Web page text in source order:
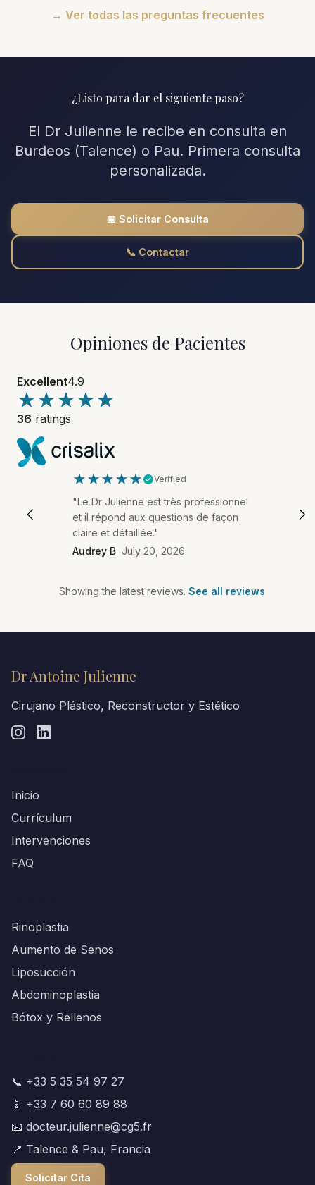
→ Ver todas las preguntas frecuentes
¿Listo para dar el siguiente paso?
El Dr Julienne le recibe en consulta en
Burdeos (Talence) o Pau. Primera consulta
personalizada.
📅 Solicitar Consulta
📞 Contactar
Opiniones de Pacientes
Excellent4.9
36 ratings
Verified
"Le Dr Julienne est très professionnel
et il répond aux questions de façon
claire et détaillée."
Audrey B July 20, 2026
Showing the latest reviews. See all reviews
Dr Antoine Julienne
Cirujano Plástico, Reconstructor y Estético
Inicio
Currículum
Intervenciones
FAQ
Rinoplastia
Aumento de Senos
Liposucción
Abdominoplastia
Bótox y Rellenos
📞 +33 5 35 54 97 27
📱 +33 7 60 60 89 88
📧 docteur.julienne@cg5.fr
📍 Talence & Pau, Francia
Solicitar Cita